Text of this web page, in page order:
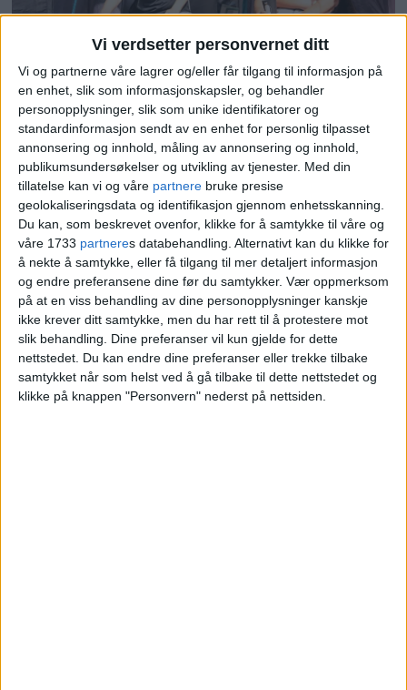
Vi verdsetter personvernet ditt
Vi og partnerne våre lagrer og/eller får tilgang til informasjon på
en enhet, slik som informasjonskapsler, og behandler
personopplysninger, slik som unike identifikatorer og
standardinformasjon sendt av en enhet for personlig tilpasset
annonsering og innhold, måling av annonsering og innhold,
publikumsundersøkelser og utvikling av tjenester. Med din
tillatelse kan vi og våre partnere bruke presise
geolokaliseringsdata og identifikasjon gjennom enhetsskanning.
Du kan, som beskrevet ovenfor, klikke for å samtykke til våre og
våre 1733 partneres databehandling. Alternativt kan du klikke for
å nekte å samtykke, eller få tilgang til mer detaljert informasjon
og endre preferansene dine før du samtykker. Vær oppmerksom
på at en viss behandling av dine personopplysninger kanskje
ikke krever ditt samtykke, men du har rett til å protestere mot
slik behandling. Dine preferanser vil kun gjelde for dette
nettstedet. Du kan endre dine preferanser eller trekke tilbake
samtykket når som helst ved å gå tilbake til dette nettstedet og
klikke på knappen "Personvern" nederst på nettsiden.
Hver sommer siden
barndommen har Jorun (58)
dratt til Langøyene. Men nye
regler kan bety slutten på
tradisjonen: – Da jeg leste
dette, gjorde det vondt
– Helt dustete
– Dette er bare teit! Her må byrådet gripe
inn og ordne opp. Selvsagt skal kiosken